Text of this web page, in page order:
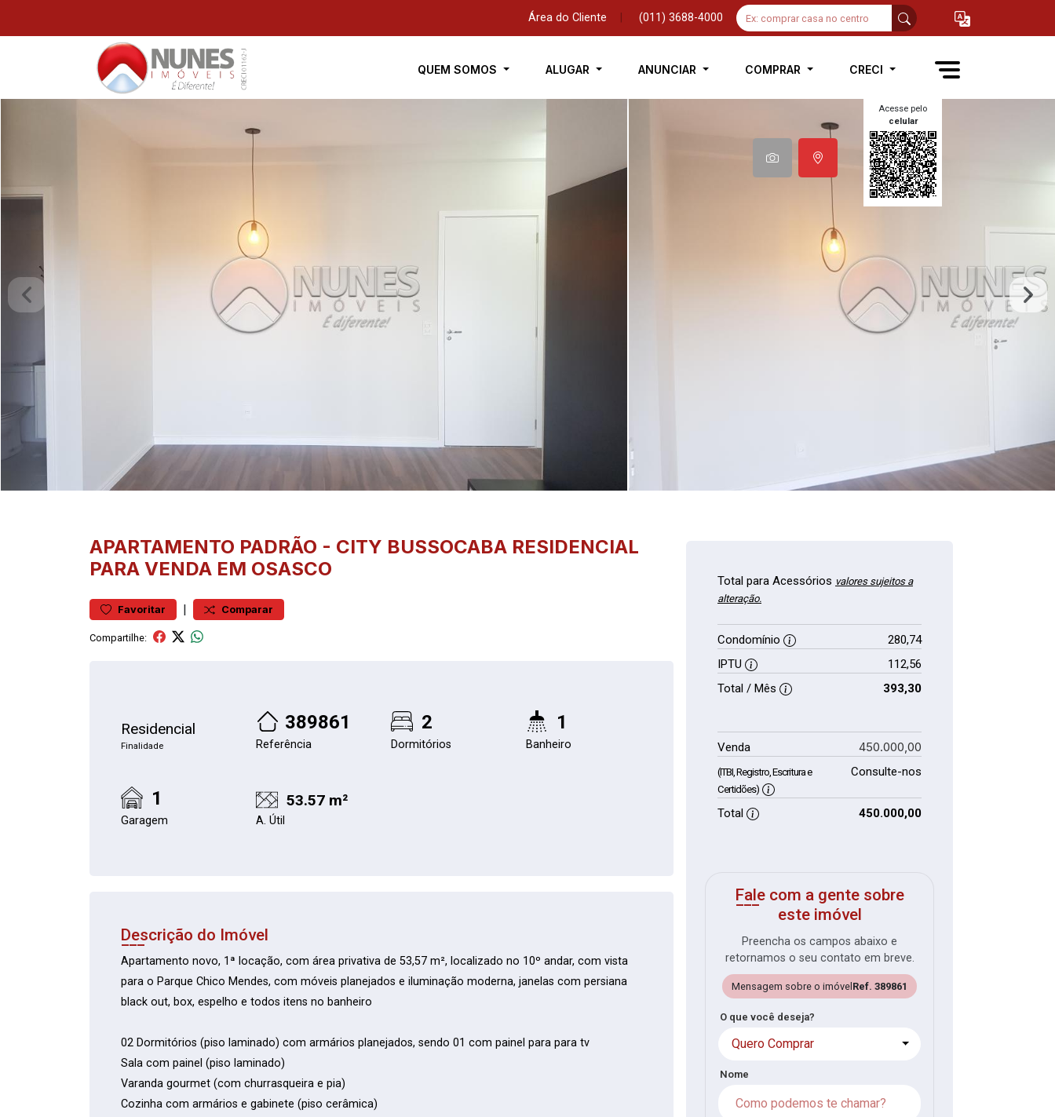
Área do Cliente (011) 3688-4000
QUEM SOMOS ALUGAR ANUNCIAR COMPRAR CRECI
Acesse pelo
celular
APARTAMENTO PADRÃO - CITY BUSSOCABA RESIDENCIAL
PARA VENDA EM OSASCO
Favoritar | Comparar
Compartilhe:
Residencial
Finalidade
389861
Referência
2
Dormitórios
1
Banheiro
1
Garagem
53.57 m²
A. Útil
Descrição do Imóvel
Apartamento novo, 1ª locação, com área privativa de 53,57 m², localizado no 10º andar, com vista
para o Parque Chico Mendes, com móveis planejados e iluminação moderna, janelas com persiana
black out, box, espelho e todos itens no banheiro
02 Dormitórios (piso laminado) com armários planejados, sendo 01 com painel para para tv
Sala com painel (piso laminado)
Varanda gourmet (com churrasqueira e pia)
Cozinha com armários e gabinete (piso cerâmica)
Total para Acessórios valores sujeitos a
alteração.
Condomínio
280,74
IPTU
112,56
Total / Mês
393,30
Venda 450.000,00
(ITBI, Registro, Escritura e
Certidões)
Consulte-nos
Total 450.000,00
Fale com a gente sobre
este imóvel
Preencha os campos abaixo e
retornamos o seu contato em breve.
Mensagem sobre o imóvel Ref. 389861
O que você deseja?
Quero Comprar
Nome